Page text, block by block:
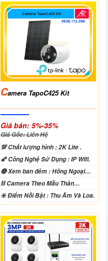
CAmera TapoC425 Kit
Giá bán: 5%-35%
Giá Gốc: Liên Hệ
💯 Chất lượng hình :2K Lite .
🌠 Công Nghệ Sử Dụng :IP Wifi.
🔴 Xem ban đêm :Hồng Ngoại
15m Có Màu Ban Ðêm.
⛓ Camera Theo MẫuThân
Plastic.
️☣️ Điểm Nỗi Bật : Thu Âm Và Loa.